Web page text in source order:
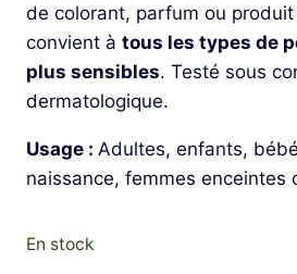
de colorant, parfum ou
convient à tous les types de
plus sensibles. Testé sous
dermatologique.
Usage : Adultes, enfants,
naissance, femmes enceintes
En stock